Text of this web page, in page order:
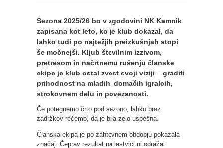
Sezona 2025/26 bo v zgodovini NK Kamnik
zapisana kot leto, ko je klub dokazal, da
lahko tudi po najtežjih preizkušnjah stopi
še močnejši. Kljub številnim izzivom,
pretresom in načrtnemu rušenju članske
ekipe je klub ostal zvest svoji viziji – graditi
prihodnost na mladih, domačih igralcih,
strokovnem delu in povezanosti.
Če potegnemo črto pod sezono, lahko brez
zadržkov rečemo, da je bila zelo uspešna.
Članska ekipa je po zahtevnem obdobju pokazala
značaj. Čeprav rezultat na lestvici ni odražal